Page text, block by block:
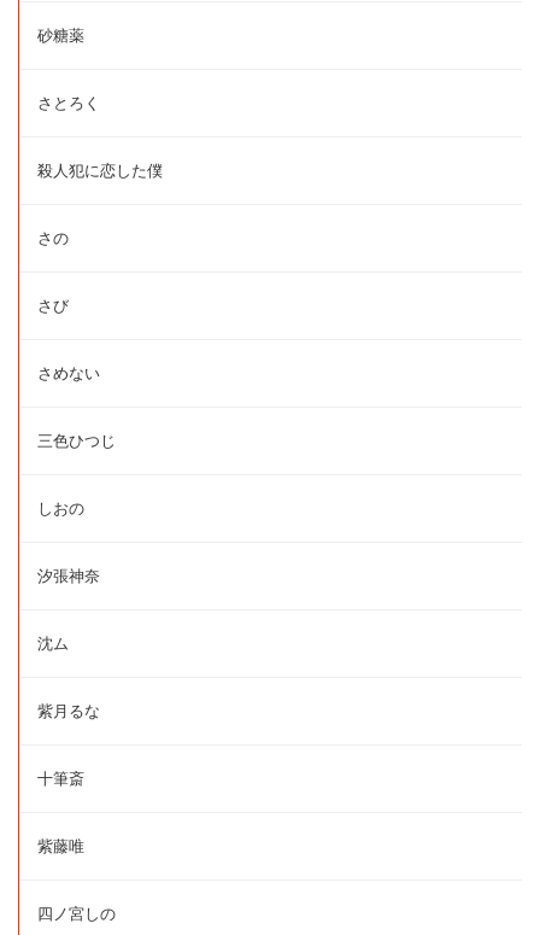
砂糖薬
さとろく
殺人犯に恋した僕
さの
さび
さめない
三色ひつじ
しおの
汐張神奈
沈ム
紫月るな
十筆斎
紫藤唯
四ノ宮しの